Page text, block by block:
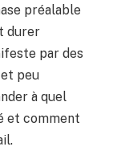
préalable
durer
par des
peu
à quel
et comment